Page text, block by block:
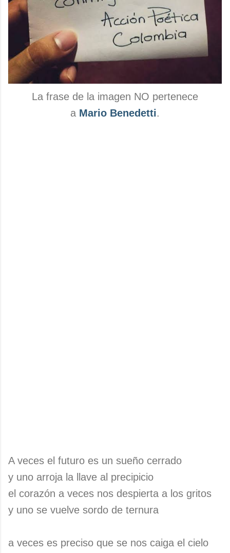
La frase de la imagen NO pertenece
a Mario Benedetti.
A veces el futuro es un sueño cerrado
y uno arroja la llave al precipicio
el corazón a veces nos despierta a los gritos
y uno se vuelve sordo de ternura
a veces es preciso que se nos caiga el cielo